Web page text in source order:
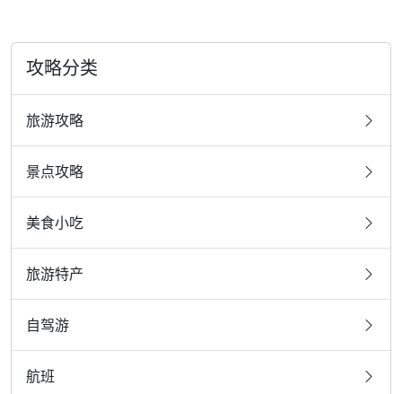
攻略分类
旅游攻略
景点攻略
美食小吃
旅游特产
自驾游
航班